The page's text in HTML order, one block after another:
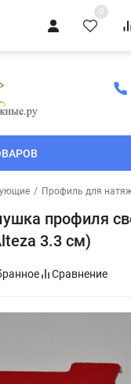
0
/ Профиль для
профиля
3.3 см)
Сравнение